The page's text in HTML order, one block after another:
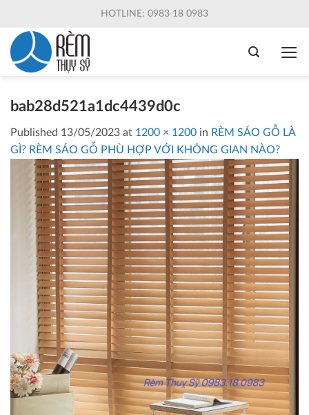
content
HOTLINE: 0983 18 0983
bab28d521a1dc4439d0c
Published 13/05/2023 at 1200 × 1200 in RÈM SÁO GỖ LÀ
GÌ? RÈM SÁO GỖ PHÙ HỢP VỚI KHÔNG GIAN NÀO?